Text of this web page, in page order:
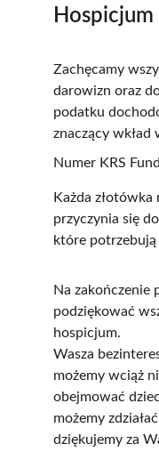
Zachęcamy
darowizn oraz
podatku
znaczący wkład
Numer KRS
Każda złotówka
przyczynia się
które potrzebują
Na zakończenie
podziękować
hospicjum.
Wasza
możemy wciąż
obejmować
możemy
dziękujemy za